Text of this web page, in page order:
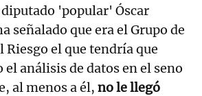
'popular' Óscar
señalado que era el Grupo de
Riesgo el que tendría que
análisis de datos en el seno
al menos a él, no le llegó